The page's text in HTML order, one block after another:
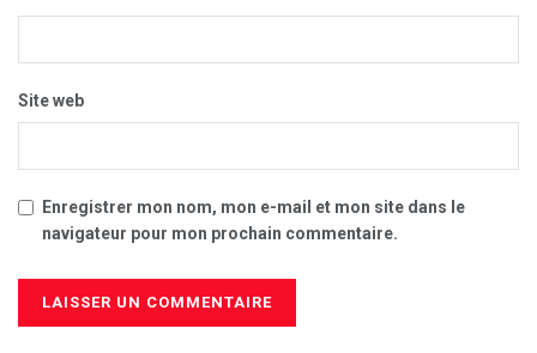
Site web
Enregistrer mon nom, mon e-mail et mon site dans le
navigateur pour mon prochain commentaire.